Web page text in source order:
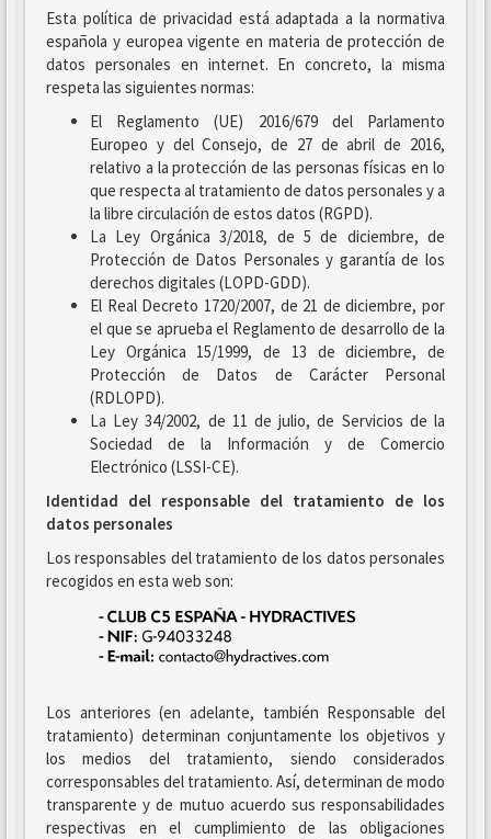
Esta política de privacidad está adaptada a la normativa
española y europea vigente en materia de protección de
datos personales en internet. En concreto, la misma
respeta las siguientes normas:
El Reglamento (UE) 2016/679 del Parlamento
Europeo y del Consejo, de 27 de abril de 2016,
relativo a la protección de las personas físicas en lo
que respecta al tratamiento de datos personales y a
la libre circulación de estos datos (RGPD).
La Ley Orgánica 3/2018, de 5 de diciembre, de
Protección de Datos Personales y garantía de los
derechos digitales (LOPD-GDD).
El Real Decreto 1720/2007, de 21 de diciembre, por
el que se aprueba el Reglamento de desarrollo de la
Ley Orgánica 15/1999, de 13 de diciembre, de
Protección de Datos de Carácter Personal
(RDLOPD).
La Ley 34/2002, de 11 de julio, de Servicios de la
Sociedad de la Información y de Comercio
Electrónico (LSSI-CE).
Identidad del responsable del tratamiento de los
datos personales
Los responsables del tratamiento de los datos personales
recogidos en esta web son:
Los anteriores (en adelante, también Responsable del
tratamiento) determinan conjuntamente los objetivos y
los medios del tratamiento, siendo considerados
corresponsables del tratamiento. Así, determinan de modo
transparente y de mutuo acuerdo sus responsabilidades
respectivas en el cumplimiento de las obligaciones